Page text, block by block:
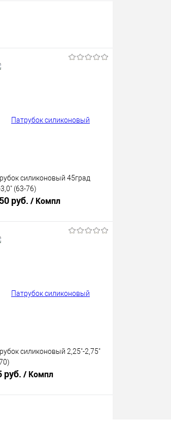
силиконовый 45град
(63-76)
руб. / Компл
силиконовый 2,25"-2,75"
руб. / Компл